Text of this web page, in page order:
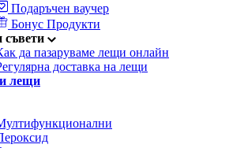
Подаръчен ваучер
Бонус Продукти
съвети
да пазаруваме лещи онлайн
доставка на лещи
лещи